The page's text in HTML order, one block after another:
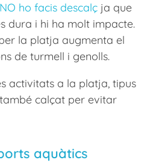
ho facis descalç ja que
dura i hi ha molt impacte.
la platja augmenta el
de turmell i genolls.
activitats a la platja, tipus
calçat per evitar
aquàtics